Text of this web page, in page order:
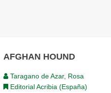
AFGHAN HOUND
Taragano de Azar, Rosa
Editorial Acribia (España)